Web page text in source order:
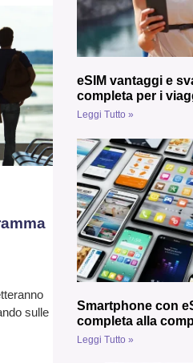
eSIM vantaggi e
completa per i
Leggi Tutto »
Smartphone con
completa alla
Leggi Tutto »
sulle